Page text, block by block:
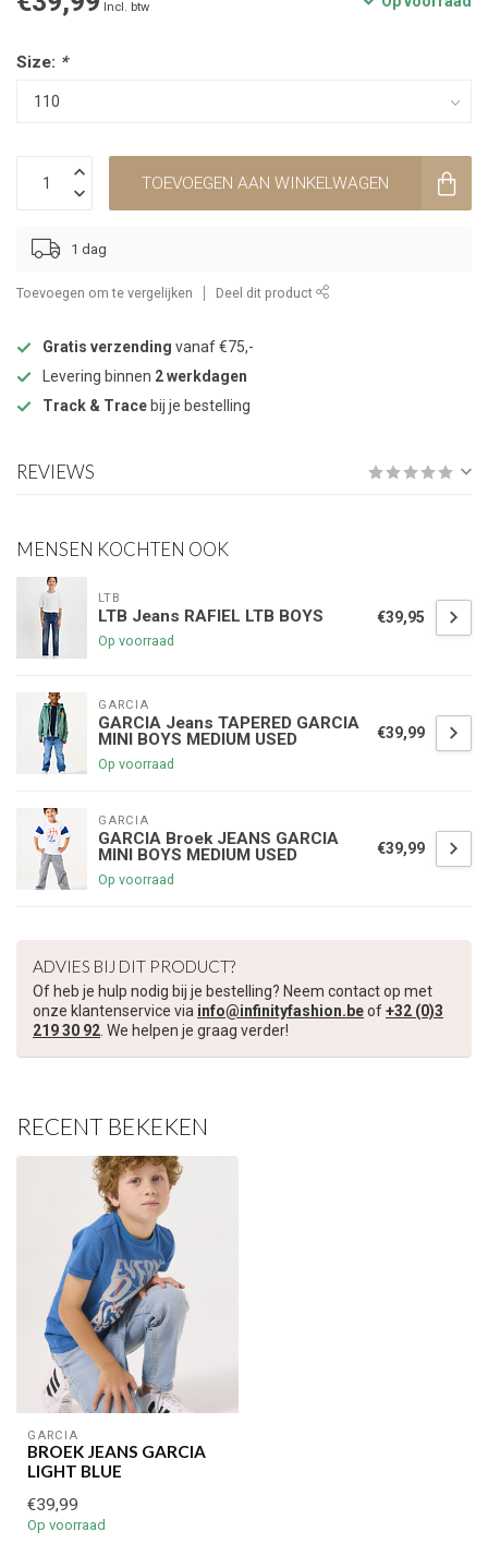
Incl. btw
Size: *
TOEVOEGEN AAN WINKELWAGEN
1 dag
Toevoegen om te vergelijken Deel dit product
Gratis verzending vanaf €75,-
Levering binnen 2 werkdagen
Track & Trace bij je bestelling
REVIEWS
MENSEN KOCHTEN OOK
LTB
LTB Jeans RAFIEL LTB BOYS
Op voorraad
€39,95
GARCIA
GARCIA Jeans TAPERED GARCIA
MINI BOYS MEDIUM USED
Op voorraad
€39,99
GARCIA
GARCIA Broek JEANS GARCIA
MINI BOYS MEDIUM USED
Op voorraad
€39,99
ADVIES BIJ DIT PRODUCT?
Of heb je hulp nodig bij je bestelling? Neem contact op met
onze klantenservice via info@infinityfashion.beof+32 (0)3
219 30 92. We helpen je graag verder!
RECENT BEKEKEN
GARCIA
BROEK JEANS GARCIA
LIGHT BLUE
€39,99
Op voorraad
€5,00 korting op je volgende bestelling
volgende aankoop! 😀
Je korting is geldig bij een minimale bestelwaarde van €45,00